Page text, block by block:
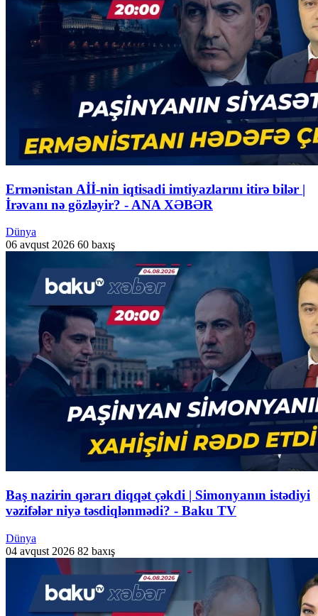
Ermənistan Aİİ-nin iqtisadi imtiyazlarını itirə bilər |
İrəvanı nə gözləyir? - ANA XƏBƏR
Dünya
06 avqust 2026 60 baxış
Baş nazirin qərarı diqqət çəkdi | Simonyanın istədiyi
vəzifələr niyə təsdiqlənmədi? - Baku TV
Dünya
04 avqust 2026 82 baxış